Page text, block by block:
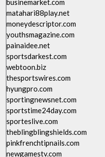
businemarket.com
matahari88play.net
moneydescriptor.com
youthsmagazine.com
painaidee.net
sportsdarkest.com
webtoon.biz
thesportswires.com
hyungpro.com
sportingnewsnet.com
sportstime24day.com
sporteslive.com
theblingblingshields.com
pinkfrenchtipnails.com
newgamestv.com